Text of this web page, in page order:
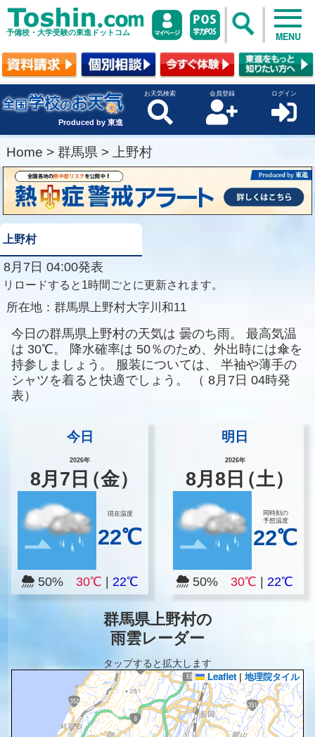
予備校・大学受験の東進ドットコム MENU
Produced by 東進
お天気検索 会員登録 ログイン
Home > 群馬県 > 上野村
上野村
8月7日 04:00発表
リロードすると1時間ごとに更新されます。
所在地： 群馬県上野村大字川和11
今日の群馬県上野村の天気は 曇のち雨。
最高気温
は 30℃。 降水確率は 50％のため、外出時には傘を
持参しましょう。
服装については、
半袖や薄手の
シャツを着ると快適でしょう。
（ 8月7日 04時発
表）
今日
2026年
8月 7 日（金）
現在温度
22℃
50% 30℃ 22℃
明日
2026年
8月8 日（土）
同時刻の
予想温度
22℃
50% 30℃ |22℃
群馬県上野村の
雨雲レーダー
タップすると拡大します
Leaflet | 地理院タイル